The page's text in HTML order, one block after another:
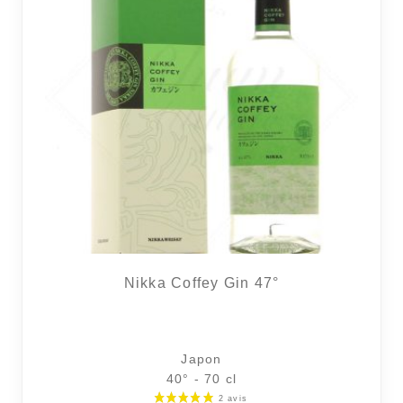
Nikka Coffey Gin 47°
Japon
40° - 70 cl